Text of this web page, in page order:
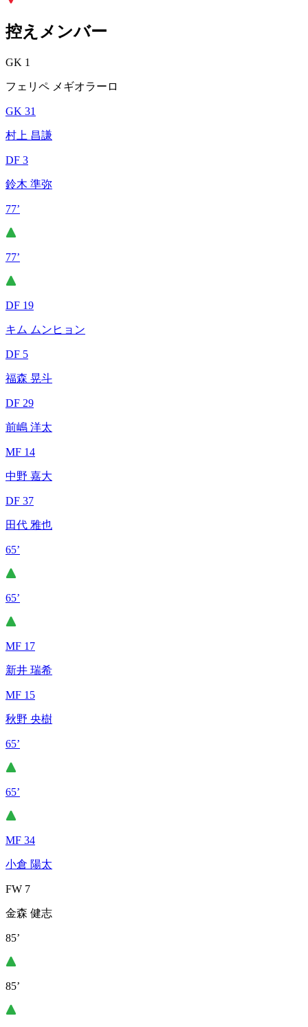
控えメンバー
GK 1
フェリペ メギオラーロ
GK 31
村上 昌謙
DF 3
鈴木 準弥
77’
77’
DF 19
キム ムンヒョン
DF 5
福森 晃斗
DF 29
前嶋 洋太
MF 14
中野 嘉大
DF 37
田代 雅也
65’
65’
MF 17
新井 瑞希
MF 15
秋野 央樹
65’
65’
MF 34
小倉 陽太
FW 7
金森 健志
85’
85’